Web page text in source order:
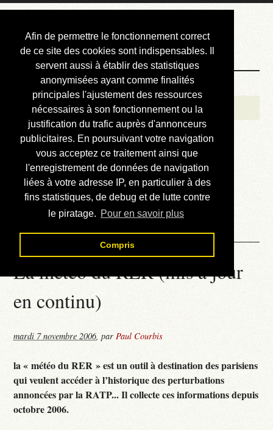
Afin de permettre le fonctionnement correct
de ce site des cookies sont indispensables. Il
servent aussi à établir des statistiques
anonymisées ayant comme finalités
principales l'ajustement des ressources
nécessaires à son fonctionnement ou la
justification du trafic auprès d'annonceurs
publicitaires. En poursuivant votre navigation
vous acceptez ce traitement ainsi que
l'enregistrement de données de navigation
liées à votre adresse IP, en particulier à des
fins statistiques, de debug et de lutte contre
le piratage. Pour en savoir plus
Compris
Courbis, « LE »
Blog Officiel
Bienvenue
Réalisations
Divers (et d’été)
Annonces
Liens externes
Téléchargement
Contact
La météo du RER (mis à jour
en continu)
mardi 7 novembre 2006,parPaul Courbis
la « météo du RER » est un outil à destination des parisiens
qui veulent accéder à l’historique des perturbations
annoncées par la RATP... Il collecte ces informations depuis
octobre 2006.